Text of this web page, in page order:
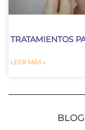
TRATAMIENTOS
LEER MÁS »